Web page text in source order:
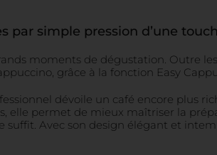
par simple pression d’une
moments de dégustation. Outre
grâce à la fonction Easy
dévoile un café encore plus
elle permet de mieux maîtriser la
Avec son design élégant et